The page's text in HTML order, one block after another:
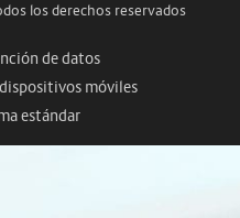
los derechos reservados
de datos
móviles
estándar